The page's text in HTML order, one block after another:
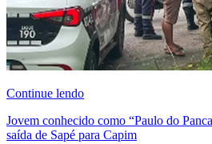
Continue lendo
Jovem conhecido como “Paulo do
saída de Sapé para Capim